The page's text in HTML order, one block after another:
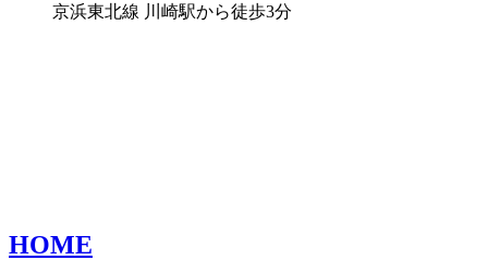
京浜東北線 川崎駅から徒歩3分
HOME